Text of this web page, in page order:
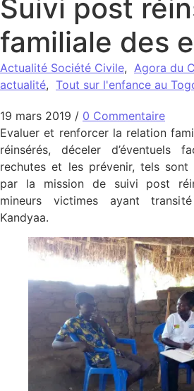
Suivi post
familiale des
Actualité Société Civile, Agora du
actualité, Tout sur l'enfance au
19 mars 2019 / 0 Commentaire
Evaluer et renforcer la relation
réinsérés, déceler d’éventuels
rechutes et les prévenir, tels
par la mission de suivi post
mineurs victimes ayant
Kandyaa.